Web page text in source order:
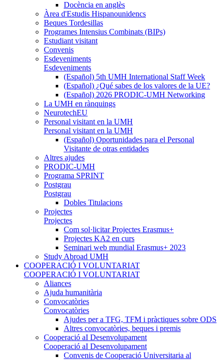
Docència en anglès
Àrea d'Estudis Hispanounidencs
Beques Tordesillas
Programes Intensius Combinats (BIPs)
Estudiant visitant
Convenis
Esdeveniments
Esdeveniments
(Español) 5th UMH International Staff Week
(Español) ¿Qué sabes de los valores de la UE?
(Español) 2026 PRODIC-UMH Networking
La UMH en rànquings
NeurotechEU
Personal visitant en la UMH
Personal visitant en la UMH
(Español) Oportunidades para el Personal
Visitante de otras entidades
Altres ajudes
PRODIC-UMH
Programa SPRINT
Postgrau
Postgrau
Dobles Titulacions
Projectes
Projectes
Com sol·licitar Projectes Erasmus+
Projectes KA2 en curs
Seminari web mundial Erasmus+ 2023
Study Abroad UMH
COOPERACIÓ I VOLUNTARIAT
COOPERACIÓ I VOLUNTARIAT
Aliances
Ajuda humanitària
Convocatòries
Convocatòries
Ajudes per a TFG, TFM i pràctiques sobre ODS
Altres convocatòries, beques i premis
Cooperació aI Desenvolupament
Cooperació aI Desenvolupament
Convenis de Cooperació Universitaria al